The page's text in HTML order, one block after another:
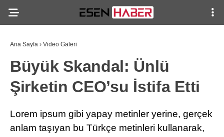
Ana Sayfa › Video Galeri
Büyük Skandal: Ünlü
Şirketin CEO’su İstifa Etti
Lorem ipsum gibi yapay metinler yerine, gerçek
anlam taşıyan bu Türkçe metinleri kullanarak,